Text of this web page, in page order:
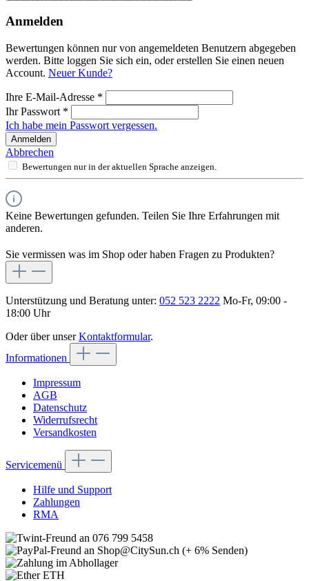
Anmelden
Bewertungen können nur von angemeldeten Benutzern abgegeben
werden. Bitte loggen Sie sich ein, oder erstellen Sie einen neuen
Account. Neuer Kunde?
Ihre E-Mail-Adresse *
Ihr Passwort *
Ich habe mein Passwort vergessen.
Anmelden
Abbrechen
Bewertungen nur in der aktuellen Sprache anzeigen.
Keine Bewertungen gefunden. Teilen Sie Ihre Erfahrungen mit
anderen.
Sie vermissen was im Shop oder haben Fragen zu Produkten?
Unterstützung und Beratung unter: 052 523 2222 Mo-Fr, 09:00 -
18:00 Uhr
Oder über unserKontaktformular.
Informationen
Impressum
AGB
Datenschutz
Widerrufsrecht
Versandkosten
Servicemenü
Hilfe und Support
Zahlungen
RMA